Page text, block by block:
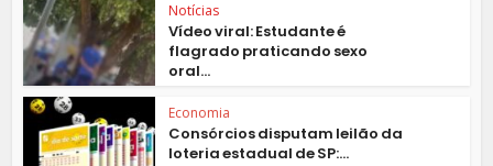
Notícias
Vídeo viral: Estudante é
flagrado praticando sexo
oral...
Economia
Consórcios disputam leilão da
loteria estadual de SP:...